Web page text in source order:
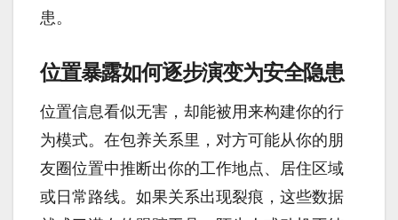
患。
位置暴露如何逐步演变为安全隐患
位置信息看似无害，却能被用来构建你的行
为模式。在包养关系里，对方可能从你的朋
友圈位置中推断出你的工作地点、居住区域
或日常路线。如果关系出现裂痕，这些数据